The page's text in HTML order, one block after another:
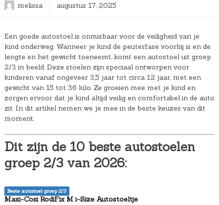
melissa augustus 17, 2025
Een goede autostoel is onmisbaar voor de veiligheid van je
kind onderweg. Wanneer je kind de peuterfase voorbij is en de
lengte en het gewicht toeneemt, komt een autostoel uit groep
2/3 in beeld. Deze stoelen zijn speciaal ontworpen voor
kinderen vanaf ongeveer 3,5 jaar tot circa 12 jaar, met een
gewicht van 15 tot 36 kilo. Ze groeien mee met je kind en
zorgen ervoor dat je kind altijd veilig en comfortabel in de auto
zit. In dit artikel nemen we je mee in de beste keuzes van dit
moment.
Dit zijn de 10 beste autostoelen
groep 2/3 van 2026:
Beste autostoel groep 2/3
Maxi-Cosi RodiFix M i-Size Autostoeltje